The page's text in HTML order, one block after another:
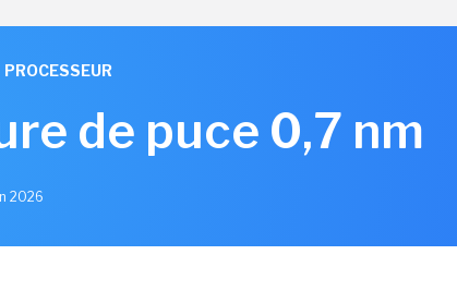
PROCESSEUR
de puce 0,7 nm
2026